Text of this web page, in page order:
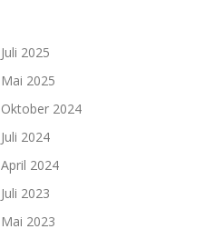
Juli 2025
Mai 2025
Oktober 2024
Juli 2024
April 2024
Juli 2023
Mai 2023